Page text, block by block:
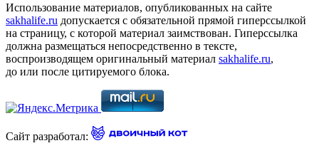
Использование материалов, опубликованных на сайте
sakhalife.ru допускается с обязательной прямой гиперссылкой
на страницу, с которой материал заимствован. Гиперссылка
должна размещаться непосредственно в тексте,
воспроизводящем оригинальный материал sakhalife.ru,
до или после цитируемого блока.
Сайт разработал: